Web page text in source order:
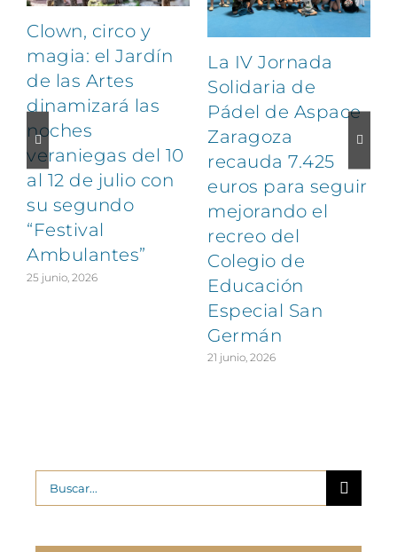
Clown, circo y
magia: el Jardín
de las Artes
dinamizará las
noches
veraniegas del 10
al 12 de julio con
su segundo
“Festival
Ambulantes”
25 junio, 2026
La IV Jornada
Solidaria de
Pádel de Aspace
Zaragoza
recauda 7.425
euros para seguir
mejorando el
recreo del
Colegio de
Educación
Especial San
Germán
21 junio, 2026
Buscar: